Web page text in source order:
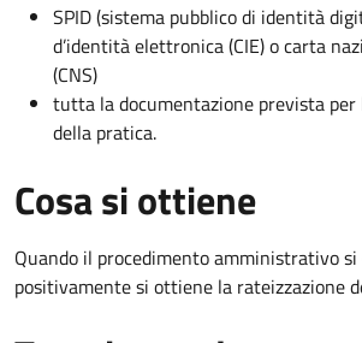
SPID (sistema pubblico di identità
d’identità elettronica (CIE) o carta
(CNS)
tutta la documentazione prevista per
della pratica.
Cosa si ottiene
Quando il procedimento amministrativo si
positivamente si ottiene la rateizzazione